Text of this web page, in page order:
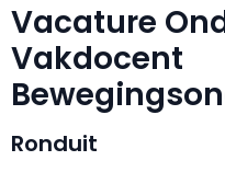
Vacature
Vakdocent
Ronduit